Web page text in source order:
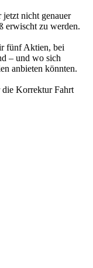
jetzt nicht genauer
erwischt zu werden.
fünf Aktien, bei
– und wo sich
anbieten könnten.
die Korrektur Fahrt